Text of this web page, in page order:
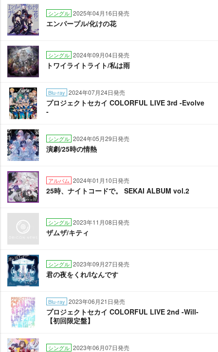
シングル 2025年04月16日発売
エンパープル/化けの花
シングル 2024年09月04日発売
トワイライトライト/私は雨
Blu-ray 2024年07月24日発売
プロジェクトセカイ COLORFUL LIVE 3rd -Evolve
-
シングル 2024年05月29日発売
演劇/25時の情熱
アルバム 2024年01月10日発売
25時、ナイトコードで。 SEKAI ALBUM vol.2
シングル 2023年11月08日発売
ザムザ/キティ
シングル 2023年09月27日発売
君の夜をくれ/Iなんです
Blu-ray 2023年06月21日発売
プロジェクトセカイ COLORFUL LIVE 2nd -Will-
【初回限定盤】
シングル 2023年06月07日発売